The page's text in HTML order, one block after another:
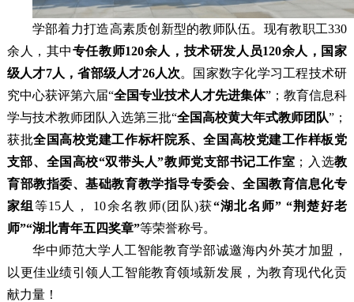
学部着力打造高素质创新型的教师队伍。现有教职工330
余人，其中专任教师120余人，技术研发人员120余人，国家
级人才7人，省部级人才26人次。国家数字化学习工程技术研
究中心获评第六届“全国专业技术人才先进集体”；教育信息科
学与技术教师团队入选第三批“全国高校黄大年式教师团队”；
获批全国高校党建工作标杆院系、全国高校党建工作样板党
支部、全国高校“双带头人”教师党支部书记工作室 ；入选教
育部教指委、基础教育教学指导专委会、全国教育信息化专
家组 等15人， 10余名教师(团队)获“湖北名师” “荆楚好老
师”“湖北青年五四奖章”等荣誉称号。
华中师范大学人工智能教育学部诚邀海内外英才加盟，
以更佳业绩引领人工智能教育领域新发展，为教育现代化贡
献力量！